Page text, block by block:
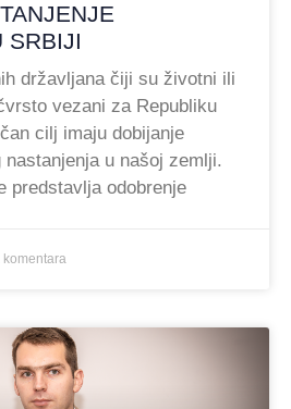
SRBIJI
državljana čiji su životni ili
vezani za Republiku
cilj imaju dobijanje
nastanjenja u našoj zemlji.
predstavlja odobrenje
komentara